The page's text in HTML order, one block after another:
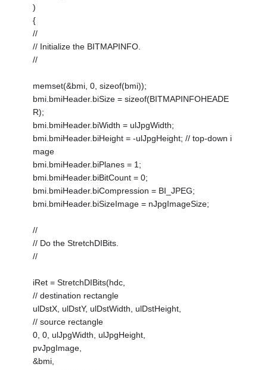
)
{
//
// Initialize the BITMAPINFO.
//
memset(&bmi, 0, sizeof(bmi));
bmi.bmiHeader.biSize = sizeof(BITMAPINFOHEADE
R);
bmi.bmiHeader.biWidth = ulJpgWidth;
bmi.bmiHeader.biHeight = -ulJpgHeight; // top-down i
mage
bmi.bmiHeader.biPlanes = 1;
bmi.bmiHeader.biBitCount = 0;
bmi.bmiHeader.biCompression = BI_JPEG;
bmi.bmiHeader.biSizeImage = nJpgImageSize;
//
// Do the StretchDIBits.
//
iRet = StretchDIBits(hdc,
// destination rectangle
ulDstX, ulDstY, ulDstWidth, ulDstHeight,
// source rectangle
0, 0, ulJpgWidth, ulJpgHeight,
pvJpgImage,
&bmi,